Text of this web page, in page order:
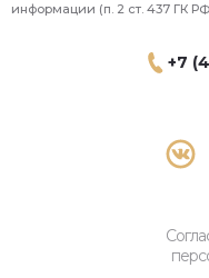
+7
информации (п. 2 ст. 437 ГК